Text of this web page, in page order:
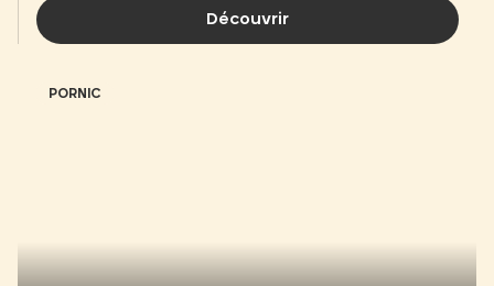
Découvrir
PORNIC